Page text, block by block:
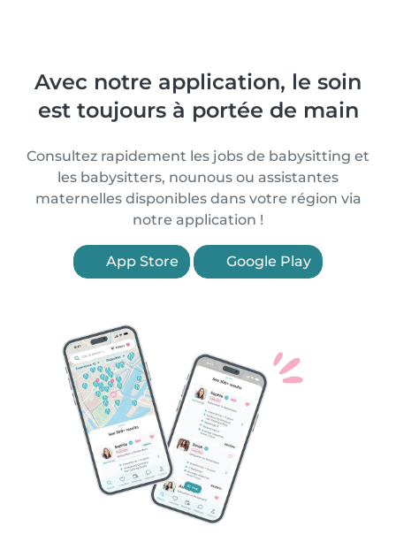
Avec notre application, le soin
est toujours à portée de main
Consultez rapidement les jobs de babysitting et
les babysitters, nounous ou assistantes
maternelles disponibles dans votre région via
notre application !
App Store Google Play